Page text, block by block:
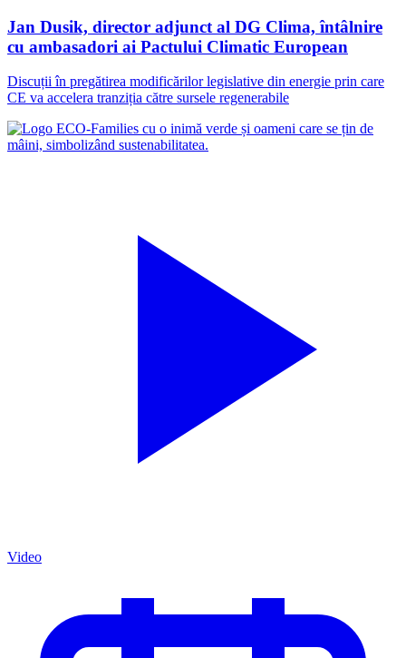
Jan Dusik, director adjunct al DG Clima, întâlnire
cu ambasadori ai Pactului Climatic European
Discuții în pregătirea modificărilor legislative din energie prin care
CE va accelera tranziția către sursele regenerabile
Video